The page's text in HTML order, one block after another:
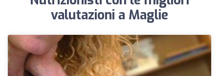
valutazioni a Maglie